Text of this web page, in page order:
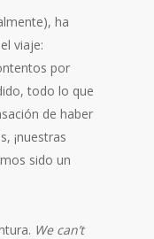
ha
viaje:
por
todo lo que
de haber
¡nuestras
sido un
We can’t